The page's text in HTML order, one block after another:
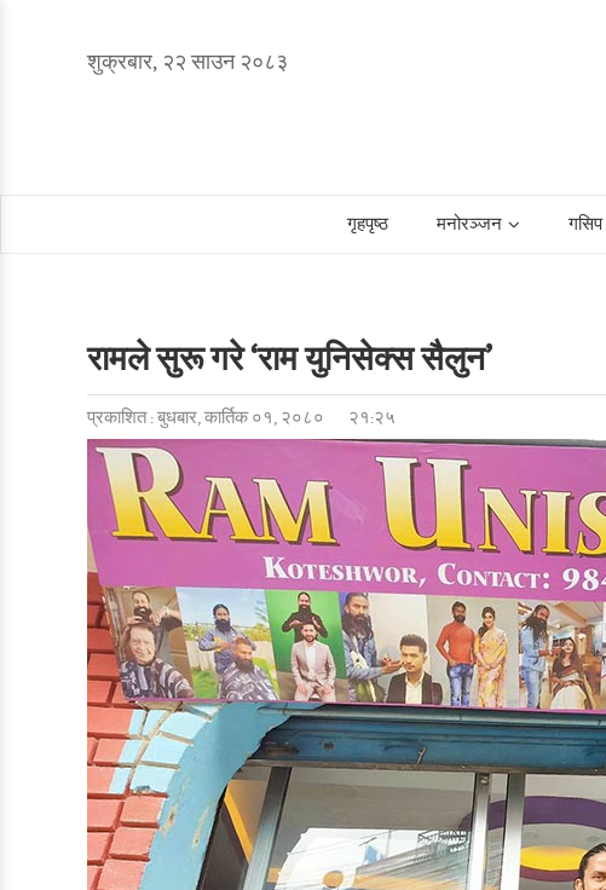
शुक्रबार, २२ साउन २०८३
गृहपृष्ठ मनोरञ्जन गसिप
रामले सुरू गरे ‘राम युनिसेक्स सैलुन’
प्रकाशित : बुधबार, कार्तिक ०१, २०८० २१:२५